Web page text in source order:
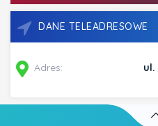
DANE TELEADRESOWE
Adres: ul.